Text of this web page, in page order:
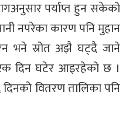
पर्याप्त हुन सकेको
नपरेका कारण पनि मुहान
भने स्रोत अझै घट्दै जाने
दिन घटेर आइरहेको छ ।
वितरण तालिका पनि